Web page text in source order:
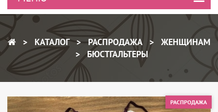
КАТАЛОГ РАСПРОДАЖА
ЖЕНЩИНАМ
БЮСТГАЛЬТЕРЫ
РАСПРОДАЖА